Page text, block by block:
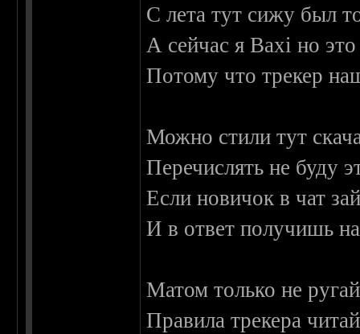
С лета тут сижу был
А сейчас я Baxi но это
Потому что трекер
Можно стили тут
Перечислять не буду
Если новичок в чат
И в ответ получишь
Матом только не
Правила трекера